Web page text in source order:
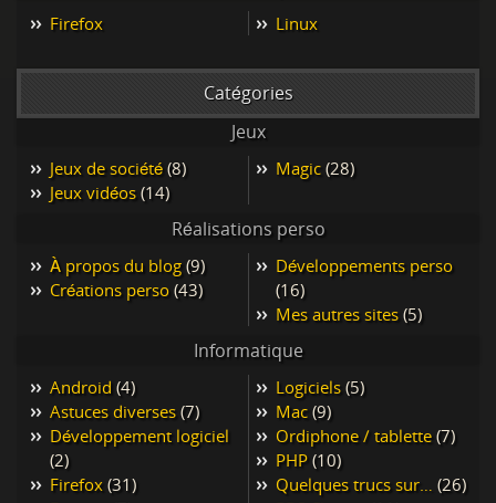
Firefox Linux
Catégories
Jeux
Jeux de société (8)
Jeux vidéos (14)
Magic (28)
Réalisations perso
À propos du blog (9)
Créations perso (43)
Développements perso
(16)
Mes autres sites (5)
Informatique
Android (4)
Astuces diverses (7)
Développement logiciel
(2)
Firefox (31)
Logiciels (5)
Mac (9)
Ordiphone / tablette (7)
PHP (10)
Quelques trucs sur… (26)